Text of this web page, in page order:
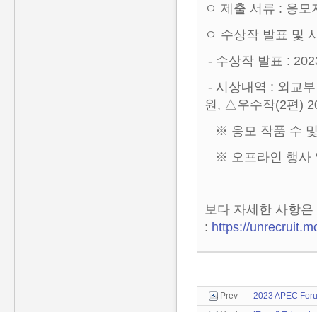
ㅇ 제출 서류 : 응
ㅇ 수상작 발표 및
- 수상작 발표 :
- 시상내역 : 외교
원, △우수작(2편)
※ 응모 작품 수 및
※ 오프라인 행사
보다 자세한 사항
: https://
Prev
2023 APEC